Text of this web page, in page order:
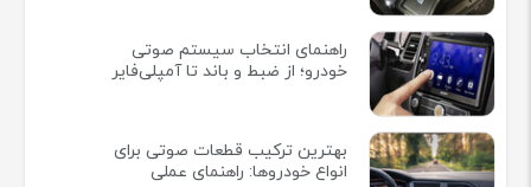
راهنمای انتخاب سیستم صوتی
خودرو؛ از ضبط و باند تا آمپلی‌فایر
بهترین ترکیب قطعات صوتی برای
انواع خودروها: راهنمای عملی